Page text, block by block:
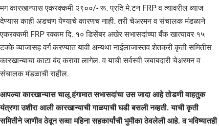
मग कारखान्यास एकरक्कमी २९००/- रू. प्रति मे.टन FRP व त्यावरील व्याज
देण्यास काही अडचण येण्याचे कारणच नाही. तरी चेअरमन व संचालक मंडळाने
एकरक्कमी FRP रक्कम दि. १० डिसेंबर अखेर सभासदांच्या बँक खात्यावर १५
टक्के व्याजासह वर्ग करण्यात यावी अन्यथा नाईलाजास्तव शेतकरी कृती समितीस
कारखान्याचा काटा बंद करावा लागेल. व याची सर्वस्वी जबाबदारी चेअरमन व
संचालक मंडळाची राहील.
आपल्या कारखान्यास चालू हंगामात सभासदांचा उस जादा आहे तोडणी वाहतुक
यंत्रणा उशीरा आली कारखान्याची गाळपाची घडी बसली नव्हती. याची कृती
समितीने जाणीव ठेवून सव्वा महिना सहकार्यांची भुमीका ठेवलेली आहे. व भविष्यातही